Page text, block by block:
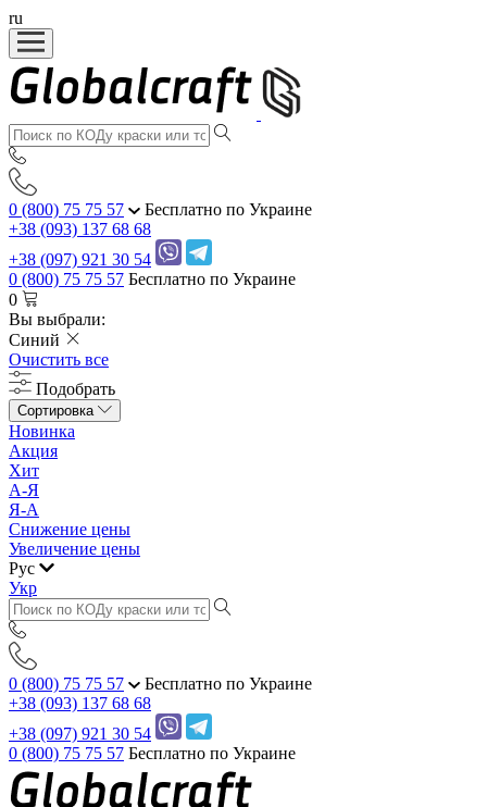
ru
0 (800) 75 75 57
Бесплатно по Украине
+38 (093) 137 68 68
+38 (097) 921 30 54
0 (800) 75 75 57 Бесплатно по Украине
0
Вы выбрали:
Синий
Очистить все
Подобрать
Сортировка
Новинка
Акция
Хит
А-Я
Я-А
Снижение цены
Увеличение цены
Рус
Укр
0 (800) 75 75 57
Бесплатно по Украине
+38 (093) 137 68 68
+38 (097) 921 30 54
0 (800) 75 75 57 Бесплатно по Украине